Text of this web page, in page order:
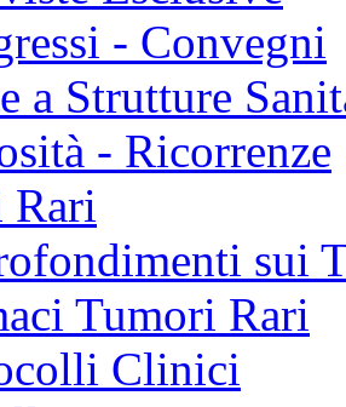
- Convegni
a Strutture
- Ricorrenze
Rari
sui
Tumori Rari
Clinici